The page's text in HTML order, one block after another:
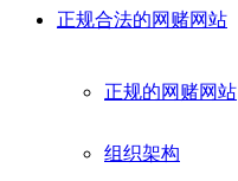
正规合法的网赌网站
正规的网赌网站
组织架构